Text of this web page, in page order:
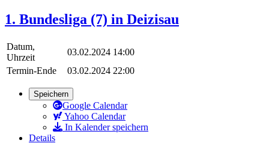
1. Bundesliga (7) in Deizisau
Datum,
Uhrzeit
03.02.2024 14:00
Termin-Ende
03.02.2024 22:00
Speichern
Google Calendar
Yahoo Calendar
In Kalender speichern
Details